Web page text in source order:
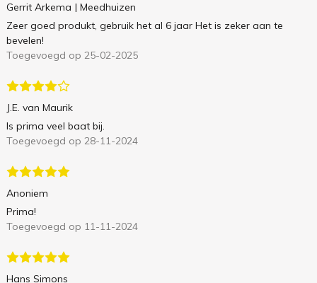
Gerrit Arkema | Meedhuizen
Zeer goed produkt, gebruik het al 6 jaar Het is zeker aan te
bevelen!
Toegevoegd op 25-02-2025
J.E. van Maurik
Is prima veel baat bij.
Toegevoegd op 28-11-2024
Anoniem
Prima!
Toegevoegd op 11-11-2024
Hans Simons